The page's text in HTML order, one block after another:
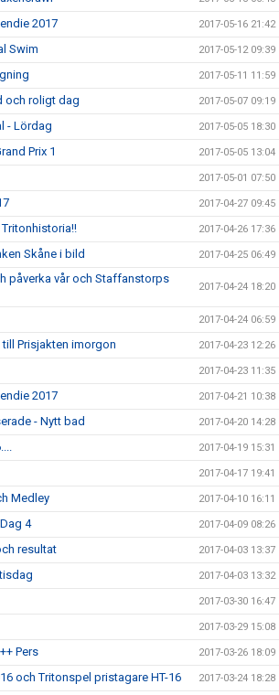
2017 2017-05-16 21:42
Swim 2017-05-12 09:39
2017-05-11 11:59
och roligt dag 2017-05-07 09:19
- Lördag 2017-05-05 18:30
Prix 1 2017-05-05 13:04
2017-05-01 07:50
2017-04-27 09:45
2017-04-26 17:36
Skåne i bild 2017-04-25 06:49
påverka vår och Staffanstorps
2017-04-24 18:20
2017-04-24 06:59
Prisjakten imorgon 2017-04-23 12:26
2017-04-23 11:35
2017 2017-04-21 10:38
- Nytt bad 2017-04-20 14:28
2017-04-19 15:31
2017-04-17 19:41
Medley 2017-04-10 16:11
4 2017-04-09 08:26
resultat 2017-04-03 13:37
2017-04-03 13:32
2017-03-30 16:47
2017-03-29 15:08
Pers 2017-03-26 18:09
och Tritonspel pristagare HT-16 2017-03-24 18:28